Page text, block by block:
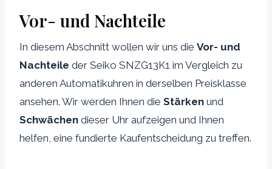
Vor- und Nachteile
In diesem Abschnitt wollen wir uns die Vor- und
Nachteile der Seiko SNZG13K1 im Vergleich zu
anderen Automatikuhren in derselben Preisklasse
ansehen. Wir werden Ihnen die Stärken und
Schwächen dieser Uhr aufzeigen und Ihnen
helfen, eine fundierte Kaufentscheidung zu treffen.